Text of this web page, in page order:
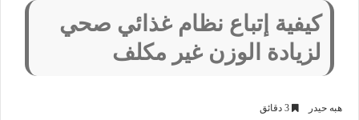
كيفية إتباع نظام غذائي صحي
لزيادة الوزن غير مكلف
هبه حيدر